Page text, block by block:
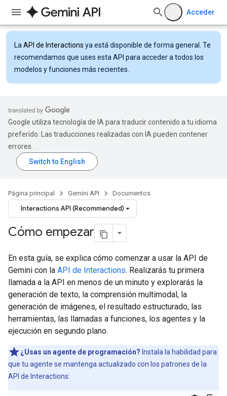
Acceder
La API de Interactions ya está disponible de forma general. Te
recomendamos que uses esta API para acceder a todos los
modelos y funciones más recientes.
Google utiliza tecnología de IA para traducir contenido a tu idioma
preferido. Las traducciones realizadas con IA pueden contener
errores.
Página principal Gemini API Documentos
Interactions API (Recommended)
Cómo empezar
En esta guía, se explica cómo comenzar a usar la API de
Gemini con la API de Interactions. Realizarás tu primera
llamada a la API en menos de un minuto y explorarás la
generación de texto, la comprensión multimodal, la
generación de imágenes, el resultado estructurado, las
herramientas, las llamadas a funciones, los agentes y la
ejecución en segundo plano.
¿Usas un agente de programación? Instala la habilidad para
que tu agente se mantenga actualizado con los patrones de la
API de Interactions: